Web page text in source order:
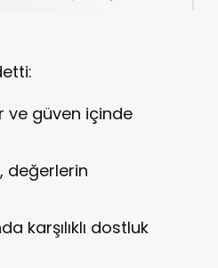
ve güven içinde
değerlerin
karşılıklı dostluk